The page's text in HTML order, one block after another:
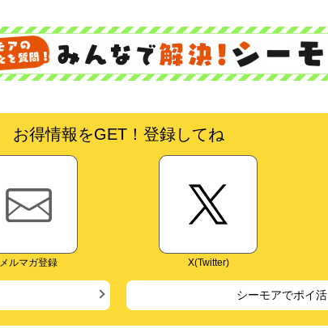
お得情報をGET！登録してね
メルマガ登録 X(Twitter)
シーモアでポイ活